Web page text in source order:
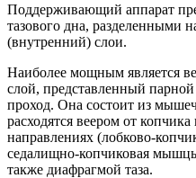
Поддерживающий аппарат
тазового дна, разделенными
(внутренний) слои.
Наиболее мощным является
слой, представленный
проход. Она состоит из
расходятся веером от копчика
направлениях (лобково-
седалищно-копчиковая
также диафрагмой таза.